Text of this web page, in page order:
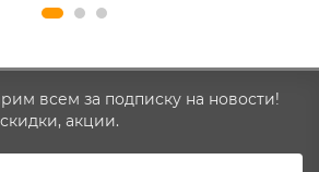
всем за подписку на новости!
акции.